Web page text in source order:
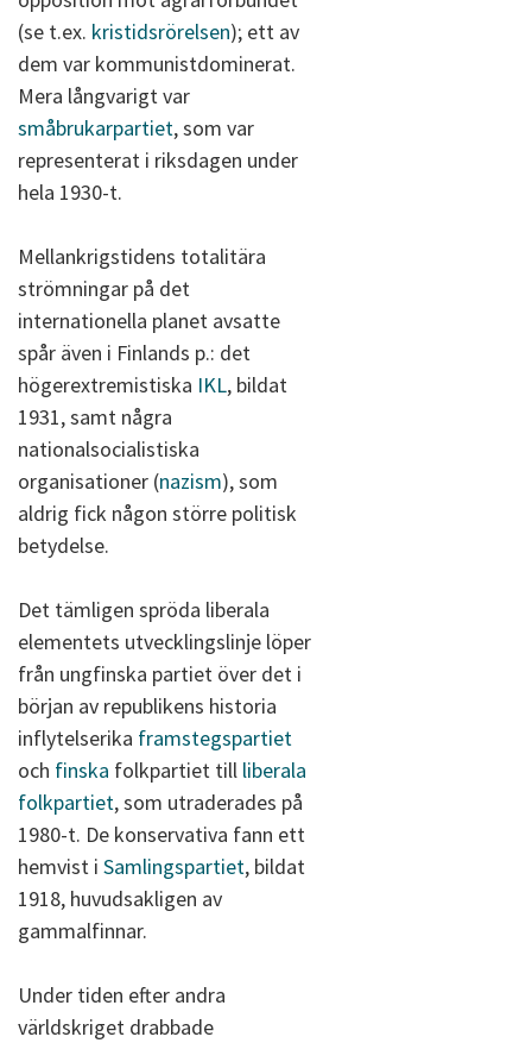
(se t.ex. kristidsrörelsen); ett av
dem var kommunistdominerat.
Mera långvarigt var
småbrukarpartiet, som var
representerat i riksdagen under
hela 1930-t.
Mellankrigstidens totalitära
strömningar på det
internationella planet avsatte
spår även i Finlands p.: det
högerextremistiska IKL, bildat
1931, samt några
nationalsocialistiska
organisationer (nazism), som
aldrig fick någon större politisk
betydelse.
Det tämligen spröda liberala
elementets utvecklingslinje löper
från ungfinska partiet över det i
början av republikens historia
inflytelserika framstegspartiet
och finska folkpartiet till liberala
folkpartiet, som utraderades på
1980-t. De konservativa fann ett
hemvist i Samlingspartiet, bildat
1918, huvudsakligen av
gammalfinnar.
Under tiden efter andra
världskriget drabbade